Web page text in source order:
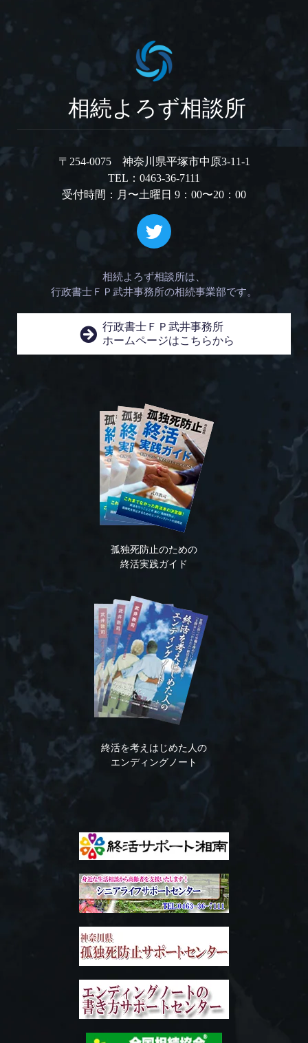
相続よろず相談所
〒254-0075 神奈川県平塚市中原3-11-1
TEL：0463-36-7111
受付時間：月〜土曜日 9：00〜20：00
相続よろず相談所は、
行政書士ＦＰ武井事務所の相続事業部です。
行政書士ＦＰ武井事務所
ホームページはこちらから
孤独死防止のための
終活実践ガイド
終活を考えはじめた人の
エンディングノート